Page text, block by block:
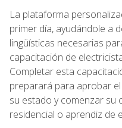
La plataforma
primer día, ayudándole a
lingüísticas necesarias
capacitación de
Completar esta
preparará para aprobar
su estado y comenzar su
residencial o aprendiz de